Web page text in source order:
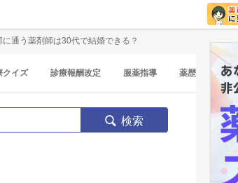
通う薬剤師は30代で結婚できる？
クイズ 診療報酬改定 服薬指導 薬歴 マ
検索